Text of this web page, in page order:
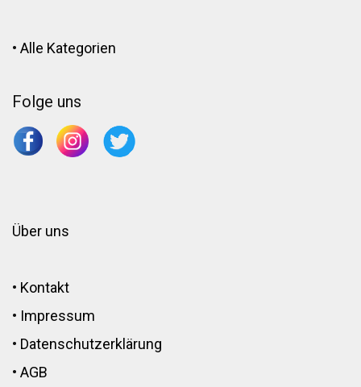
• Alle Kategorien
Folge uns
Über uns
• Kontakt
• Impressum
• Datenschutzerklärung
• AGB